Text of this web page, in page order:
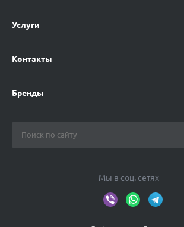
Услуги
Контакты
Бренды
Мы в соц. сетях